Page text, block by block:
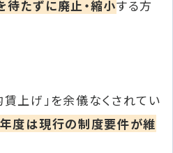
待たずに廃止・縮小する方
上げ」を余儀なくされてい
度は現行の制度要件が維